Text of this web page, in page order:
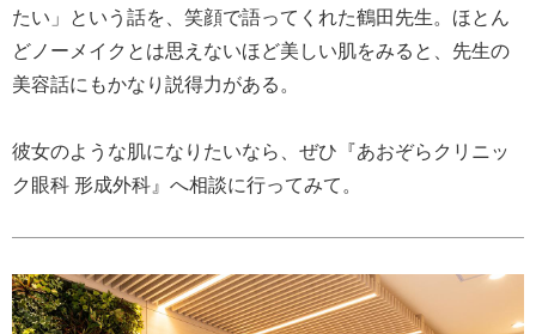
たい」という話を、笑顔で語ってくれた鶴田先生。ほとん
どノーメイクとは思えないほど美しい肌をみると、先生の
美容話にもかなり説得力がある。
彼女のような肌になりたいなら、ぜひ『あおぞらクリニッ
ク眼科 形成外科』へ相談に行ってみて。